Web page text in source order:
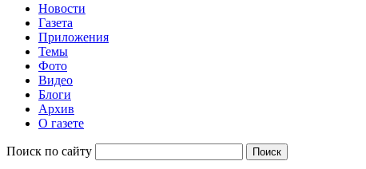
Новости
Газета
Приложения
Темы
Фото
Видео
Блоги
Архив
О газете
Поиск по сайту